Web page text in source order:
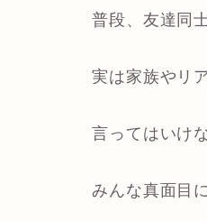
普段、友達同
実は家族やリ
言ってはいけ
みんな真面目